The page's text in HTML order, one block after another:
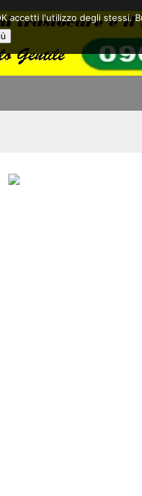
accetti l'utilizzo degli stessi.